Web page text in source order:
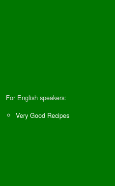
For English speakers:
Very Good Recipes